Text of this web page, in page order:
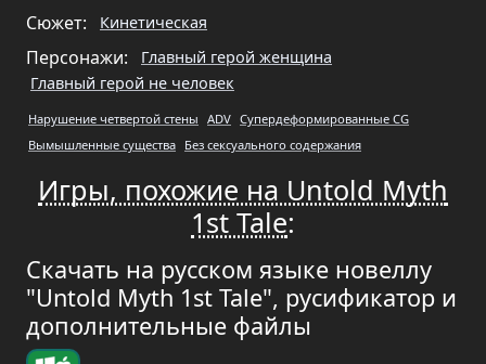
Сюжет: Кинетическая
Персонажи:
Главный герой женщина
Главный герой не человек
Нарушение четвертой стены ADV Супердеформированные CG
Вымышленные существа Без сексуального содержания
Игры, похожие на Untold Myth
1st Tale:
Скачать на русском языке новеллу
"Untold Myth 1st Tale", русификатор и
дополнительные файлы